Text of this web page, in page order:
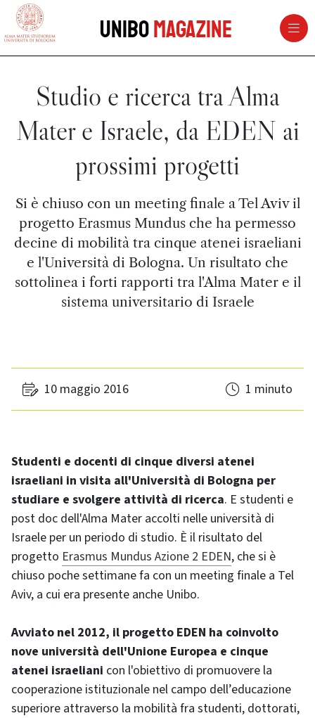
vai al contenuto della pagina
UniboMagazine
Studio e ricerca tra Alma
Mater e Israele, da EDEN ai
prossimi progetti
Si è chiuso con un meeting finale a Tel Aviv il
progetto Erasmus Mundus che ha permesso
decine di mobilità tra cinque atenei israeliani
e l'Università di Bologna. Un risultato che
sottolinea i forti rapporti tra l'Alma Mater e il
sistema universitario di Israele
10 maggio 2016 1 minuto
Studenti e docenti di cinque diversi atenei
israeliani in visita all'Università di Bologna per
studiare e svolgere attività di ricerca. E studenti e
post doc dell'Alma Mater accolti nelle università di
Israele per un periodo di studio. È il risultato del
progetto Erasmus Mundus Azione 2 EDEN, che si è
chiuso poche settimane fa con un meeting finale a Tel
Aviv, a cui era presente anche Unibo.
Avviato nel 2012, il progetto EDEN ha coinvolto
nove università dell'Unione Europea e cinque
atenei israeliani con l'obiettivo di promuovere la
cooperazione istituzionale nel campo dell’educazione
superiore attraverso la mobilità fra studenti, dottorati,